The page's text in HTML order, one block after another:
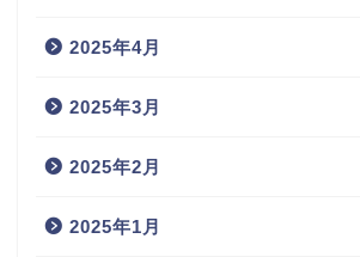
2025年4月
2025年3月
2025年2月
2025年1月